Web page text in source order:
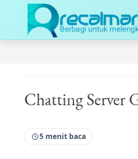
Chatting Server
5 menit baca